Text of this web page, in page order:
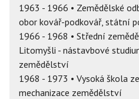
1963 - 1966 • Zemědělské
obor kovář-podkovář, státní
1966 - 1968 • Střední
Litomyšli - nástavbové
zemědělství
1968 - 1973 • Vysoká škola
mechanizace zemědělství